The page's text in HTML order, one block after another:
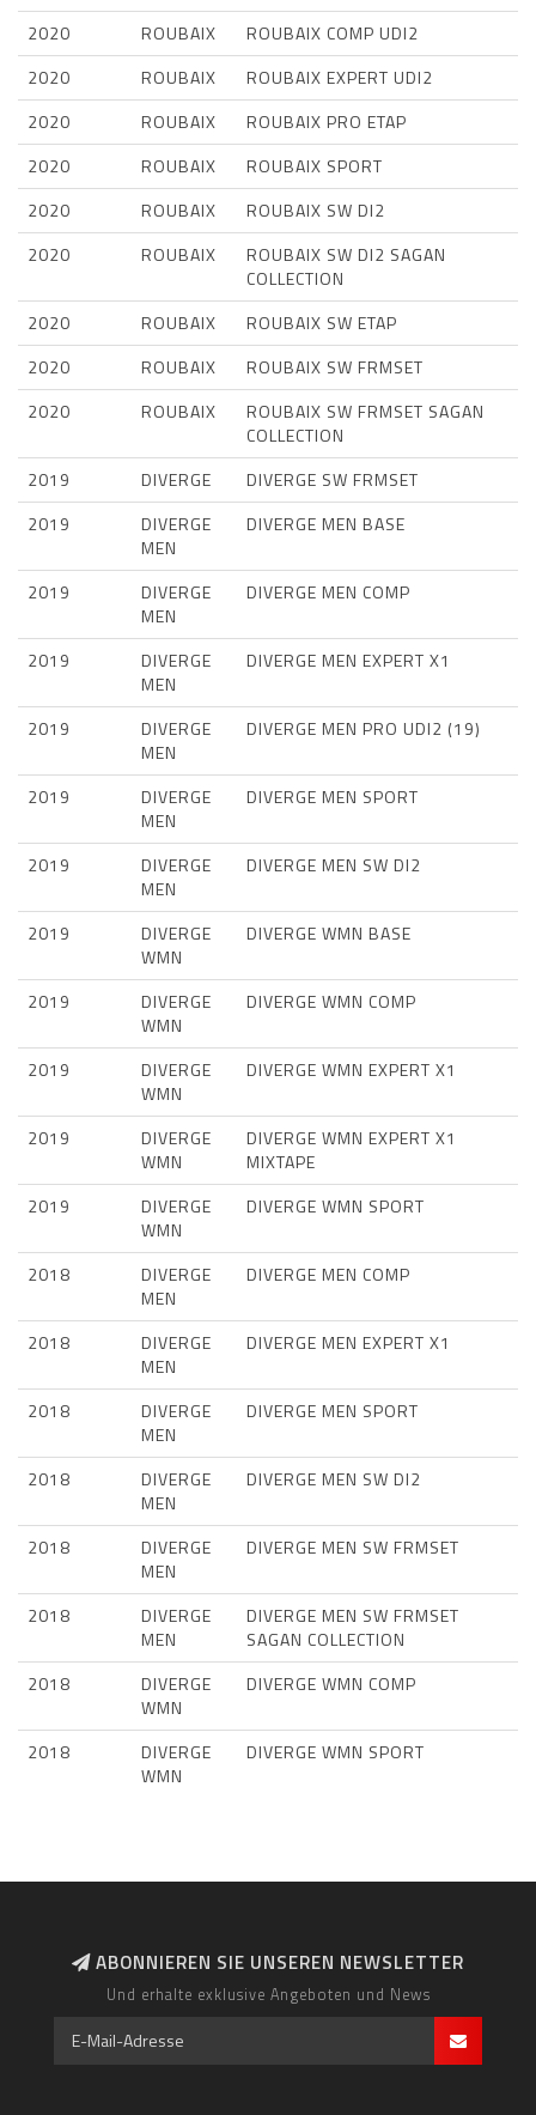
2020
ROUBAIX
ROUBAIX COMP UDI2
2020
ROUBAIX
ROUBAIX EXPERT UDI2
2020
ROUBAIX
ROUBAIX PRO ETAP
2020
ROUBAIX
ROUBAIX SPORT
2020
ROUBAIX
ROUBAIX SW DI2
2020
ROUBAIX
ROUBAIX SW DI2 SAGAN
COLLECTION
2020
ROUBAIX
ROUBAIX SW ETAP
2020
ROUBAIX
ROUBAIX SW FRMSET
2020
ROUBAIX
ROUBAIX SW FRMSET SAGAN
COLLECTION
2019
DIVERGE
DIVERGE SW FRMSET
2019
DIVERGE
MEN
DIVERGE MEN BASE
2019
DIVERGE
MEN
DIVERGE MEN COMP
2019
DIVERGE
MEN
DIVERGE MEN EXPERT X1
2019
DIVERGE
MEN
DIVERGE MEN PRO UDI2 (19)
2019
DIVERGE
MEN
DIVERGE MEN SPORT
2019
DIVERGE
MEN
DIVERGE MEN SW DI2
2019
DIVERGE
WMN
DIVERGE WMN BASE
2019
DIVERGE
WMN
DIVERGE WMN COMP
2019
DIVERGE
WMN
DIVERGE WMN EXPERT X1
2019
DIVERGE
WMN
DIVERGE WMN EXPERT X1
MIXTAPE
2019
DIVERGE
WMN
DIVERGE WMN SPORT
2018
DIVERGE
MEN
DIVERGE MEN COMP
2018
DIVERGE
MEN
DIVERGE MEN EXPERT X1
2018
DIVERGE
MEN
DIVERGE MEN SPORT
2018
DIVERGE
MEN
DIVERGE MEN SW DI2
2018
DIVERGE
MEN
DIVERGE MEN SW FRMSET
2018
DIVERGE
MEN
DIVERGE MEN SW FRMSET
SAGAN COLLECTION
2018
DIVERGE
WMN
DIVERGE WMN COMP
2018
DIVERGE
WMN
DIVERGE WMN SPORT
ABONNIEREN SIE UNSEREN NEWSLETTER
Und erhalte exklusive Angeboten und News